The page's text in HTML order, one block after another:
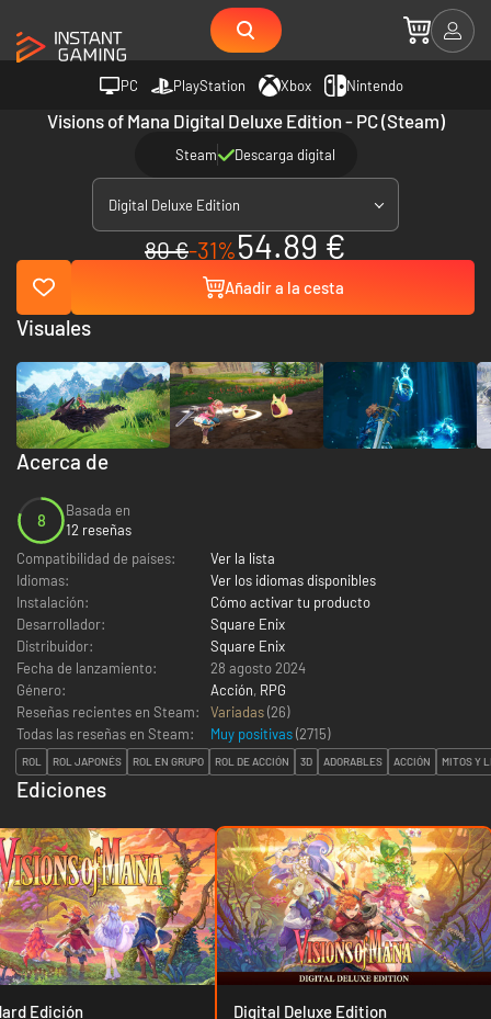
PC PlayStation Xbox Nintendo
Visions of Mana Digital Deluxe Edition - PC (Steam)
Steam Descarga digital
Digital Deluxe Edition
80 €-31%54.89 €
Añadir a la cesta
Acerca de
8
Basada en
12 reseñas
Compatibilidad de países:
Ver la lista
Idiomas:
Ver los idiomas disponibles
Instalación:
Cómo activar tu producto
Desarrollador:
Square Enix
Distribuidor:
Square Enix
Fecha de lanzamiento:
28 agosto 2024
Género:
Acción, RPG
Reseñas recientes en Steam:
Variadas(26)
Todas las reseñas en Steam:
Muy positivas(2715)
ROL ROL JAPONÉS ROL EN GRUPO ROL DE ACCIÓN 3D ADORABLES ACCIÓN MITOS Y
Ediciones
Edición Digital Deluxe Edition
Visuales